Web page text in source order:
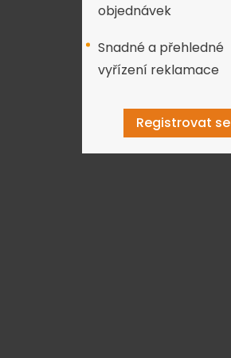
objednávek
Snadné a přehledné
vyřízení reklamace
Registrovat se